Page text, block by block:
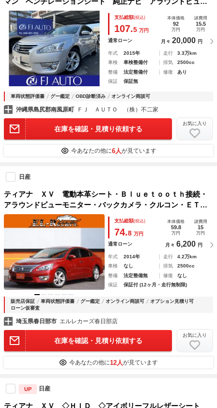
モニター シートメモリー エマージェンシーブレーキ ＥＴ
Ｃ ドライブレコーダー フルセグＴＶ
支払総額(税込)
107.5 万円
本体価格
92
万円
諸費用
15.5
万円
通常ローン 月々 20,000 円
年式 2015年 走行
3.3万km
車検
車検整備付 排気
2500cc
整備
法定整備付 修復
あり
保証
保証無
車両状態評価書 グー鑑定 OBD診断済み オンライン商談可
沖縄県島尻郡南風原町 ＦＪ ＡＵＴＯ （株）不二家
在庫を確認・見積り依頼する
お気に入り
今あなたの他に6人が見ています
日産
ティアナ ＸＶ 電動本革シート・Ｂｌｕｅｔｏｏｔｈ接続・
アラウンドビューモニター・バックカメラ・クルコン・ＥＴ
Ｃ・ＡＡ／Ｃ・ＥＴＣ・インテリキー・純正１７ｉｎＡＷ・フ
ロント＆サイドカメラ・シートヒーター＆エアシート
支払総額(税込)
74.8 万円
本体価格
59.8
万円
諸費用
15
万円
通常ローン 月々 6,200 円
年式 2014年 走行
4.2万km
車検
なし 排気
2500cc
整備
法定整備無 修復
なし
保証
保証付 (12ヶ月・走行無制限)
販売店保証 車両状態評価書 グー鑑定 オンライン商談可
オプション見積り可
ローン仮審査
埼玉県春日部市 エルレカーズ春日部店
在庫を確認・見積り依頼する
お気に入り
今あなたの他に12人が見ています
UP 日産
ティアナ ＸＶ ◇ＨＩＤ ◇アイボリーフルレザーシート